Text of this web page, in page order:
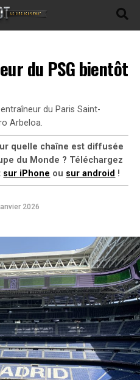
du PSG bientôt
du Paris Saint-
Arbeloa.
quelle chaîne est diffusée
du Monde ? Téléchargez
sur iPhone ou sur android !
2026